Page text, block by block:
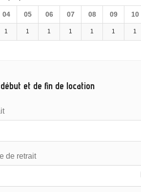
04 05 06 07 08 09 10
1 1 1 1 1 1 1
et de fin de location
de retrait